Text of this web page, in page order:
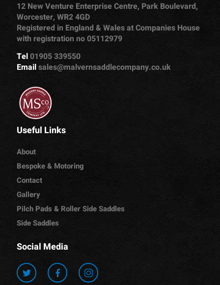
12 New Venture Enterprise Centre, Park Boulevard,
Worcester, WR2 4GD
Registered in England & Wales at Companies House
with registration no 05112979
Tel01905 339550
Emailsales@malvernsaddlecompany.co.uk
Useful Links
About
Bespoke & Motoring
Contact
Gallery
Pilch Pads & Roller Side Saddles
Side Saddles
Social Media